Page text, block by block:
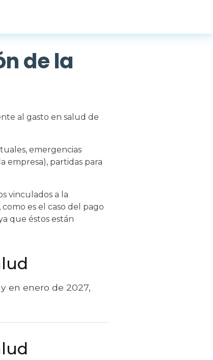
de la
al gasto en salud de
emergencias
empresa), partidas para
vinculados a la
es el caso del pago
que éstos están
en enero de 2027,